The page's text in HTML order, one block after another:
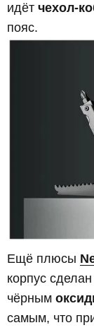
идёт чехол-
пояс.
Ещё плюсы
корпус сделан
чёрным
самым, что